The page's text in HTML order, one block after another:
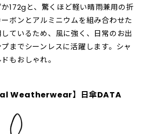
172gと、驚くほど軽い晴雨兼用の折
ボンとアルミニウムを組み合わせた
ているため、風に強く、日常のお出
までシーンレスに活躍します。シャ
もおしゃれ。
Weatherwear】日傘DATA